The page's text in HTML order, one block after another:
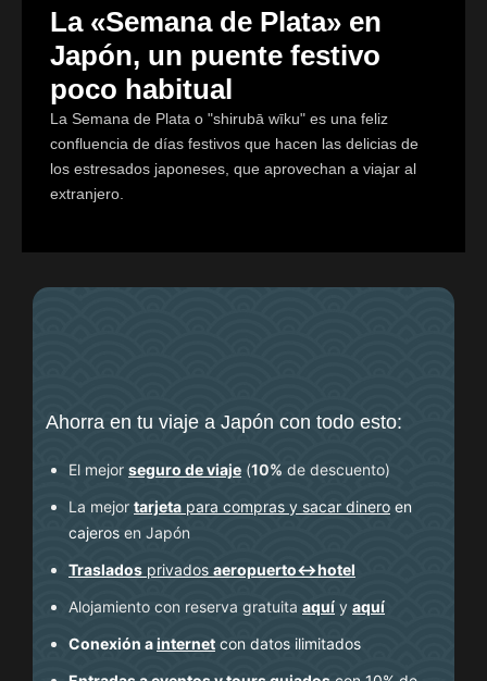
La «Semana de Plata» en
Japón, un puente festivo
poco habitual
La Semana de Plata o "shirubā wīku" es una feliz
confluencia de días festivos que hacen las delicias de
los estresados japoneses, que aprovechan a viajar al
extranjero.
Ahorra en tu viaje a Japón con todo esto:
El mejor seguro de viaje (10% de descuento)
La mejor tarjeta para compras y sacar dinero en
cajeros en Japón
Traslados privados aeropuerto↔hotel
Alojamiento con reserva gratuita aquí y aquí
Conexión ainternet con datos ilimitados